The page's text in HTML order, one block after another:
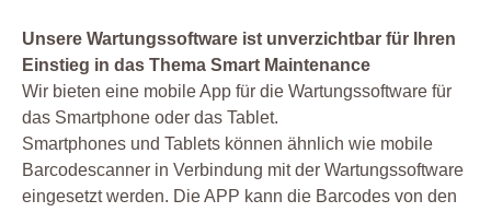
Unsere Wartungssoftware ist unverzichtbar für Ihren
Einstieg in das Thema Smart Maintenance
Wir bieten eine mobile App für die Wartungssoftware für
das Smartphone oder das Tablet.
Smartphones und Tablets können ähnlich wie mobile
Barcodescanner in Verbindung mit der Wartungssoftware
eingesetzt werden. Die APP kann die Barcodes von den